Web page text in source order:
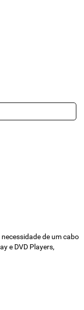
de um cabo
e DVD Players,